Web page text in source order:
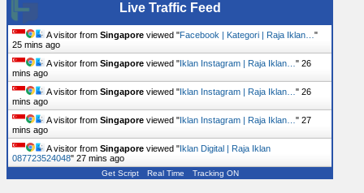
Live Traffic Feed
A visitor from Singapore viewed "Facebook | Kategori | Raja Iklan… "
25 mins ago
A visitor from Singapore viewed " Iklan Instagram | Raja Iklan… " 26
mins ago
A visitor from Singapore viewed " Iklan Instagram | Raja Iklan… " 26
mins ago
A visitor from Singapore viewed " Iklan Instagram | Raja Iklan… " 27
mins ago
A visitor from Singapore viewed " Iklan Digital | Raja Iklan
087723524048" 27 mins ago
Get Script Real Time Tracking ON